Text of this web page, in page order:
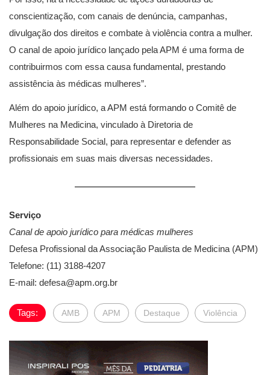
conscientização, com canais de denúncia, campanhas,
divulgação dos direitos e combate à violência contra a mulher.
O canal de apoio jurídico lançado pela APM é uma forma de
contribuirmos com essa causa fundamental, prestando
assistência às médicas mulheres”.
Além do apoio jurídico, a APM está formando o Comitê de
Mulheres na Medicina, vinculado à Diretoria de
Responsabilidade Social, para representar e defender as
profissionais em suas mais diversas necessidades.
Serviço
Canal de apoio jurídico para médicas mulheres
Defesa Profissional da Associação Paulista de Medicina (APM)
Telefone: (11) 3188-4207
E-mail: defesa@apm.org.br
Tags: AMB APM Destaque Violência